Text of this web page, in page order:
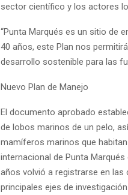
sector científico y los actores
“Punta Marqués es un sitio de
40 años, este Plan nos
desarrollo sostenible para las
Nuevo Plan de Manejo
El documento aprobado
de lobos marinos de un pelo,
mamíferos marinos que
internacional de Punta
años volvió a registrarse en
principales ejes de